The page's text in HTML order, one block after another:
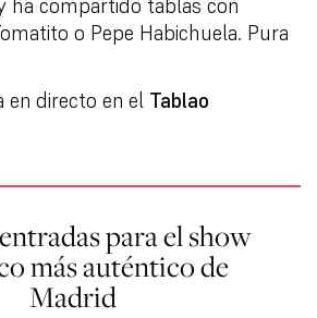
o Pepe Habichuela. Pura
en directo en el Tablao
para el show
más auténtico de
Madrid